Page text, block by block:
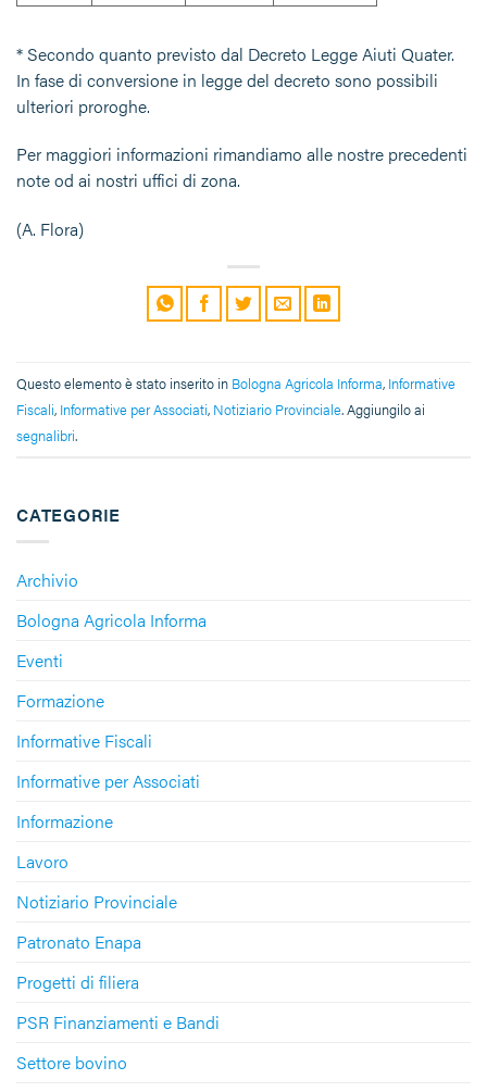
CATEGORIE
Archivio
Bologna Agricola Informa
Eventi
Formazione
Informative Fiscali
Informative per Associati
Informazione
Lavoro
Notiziario Provinciale
Patronato Enapa
Progetti di filiera
PSR Finanziamenti e Bandi
Settore bovino
* Secondo quanto previsto dal Decreto Legge Aiuti Quater.
In fase di conversione in legge del decreto sono possibili
ulteriori proroghe.
Per maggiori informazioni rimandiamo alle nostre precedenti
note od ai nostri uffici di zona.
(A. Flora)
Questo elemento è stato inserito in Bologna Agricola Informa, Informative
Fiscali, Informative per Associati, Notiziario Provinciale. Aggiungilo ai
segnalibri.